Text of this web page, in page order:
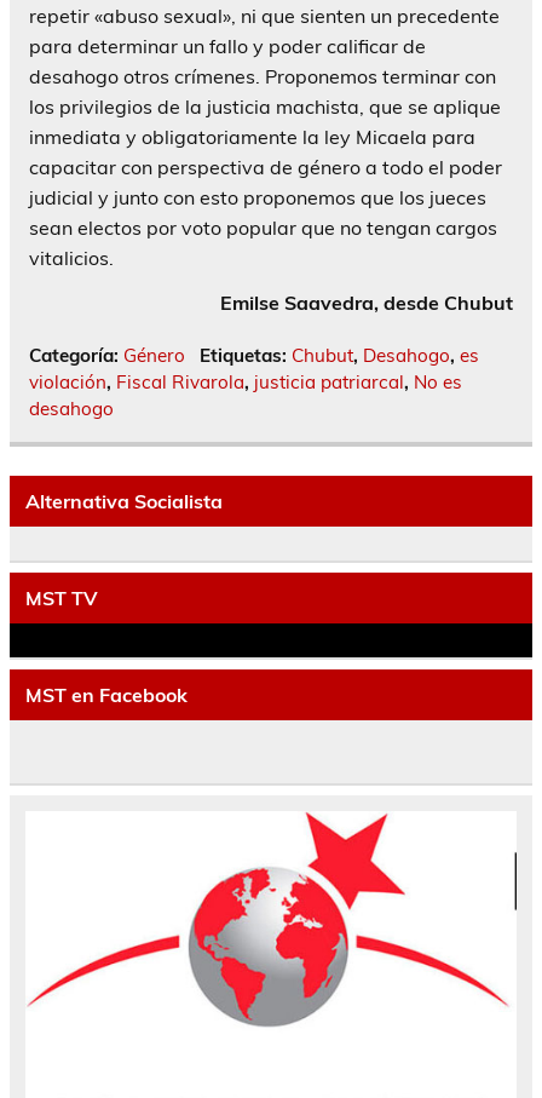
repetir «abuso sexual», ni que sienten un precedente
para determinar un fallo y poder calificar de
desahogo otros crímenes. Proponemos terminar con
los privilegios de la justicia machista, que se aplique
inmediata y obligatoriamente la ley Micaela para
capacitar con perspectiva de género a todo el poder
judicial y junto con esto proponemos que los jueces
sean electos por voto popular que no tengan cargos
vitalicios.
Emilse Saavedra, desde Chubut
Categoría: Género Etiquetas: Chubut, Desahogo, es
violación, Fiscal Rivarola, justicia patriarcal, No es
desahogo
Alternativa Socialista
MST TV
MST en Facebook